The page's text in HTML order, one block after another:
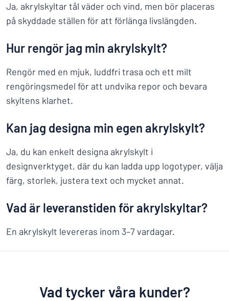
Ja, akrylskyltar tål väder och vind, men bör placeras
på skyddade ställen för att förlänga livslängden.
Hur rengör jag min akrylskylt?
Rengör med en mjuk, luddfri trasa och ett milt
rengöringsmedel för att undvika repor och bevara
skyltens klarhet.
Kan jag designa min egen akrylskylt?
Ja, du kan enkelt designa akrylskylt i
designverktyget, där du kan ladda upp logotyper, välja
färg, storlek, justera text och mycket annat.
Vad är leveranstiden för akrylskyltar?
En akrylskylt levereras inom 3–7 vardagar.
Vad tycker våra kunder?